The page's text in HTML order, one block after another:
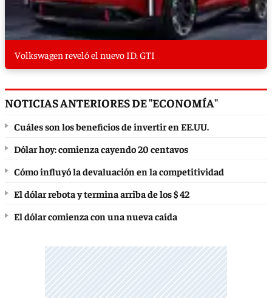
Volkswagen reveló el nuevo ID. GTI
NOTICIAS ANTERIORES DE "ECONOMÍA"
Cuáles son los beneficios de invertir en EE.UU.
Dólar hoy: comienza cayendo 20 centavos
Cómo influyó la devaluación en la competitividad
El dólar rebota y termina arriba de los $ 42
El dólar comienza con una nueva caída